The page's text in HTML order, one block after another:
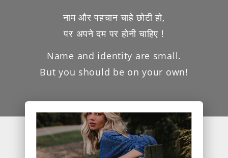
नाम और पहचान चाहे छोटी हो,
पर अपने दम पर होनी चाहिए !
Name and identity are small.
But you should be on your own!